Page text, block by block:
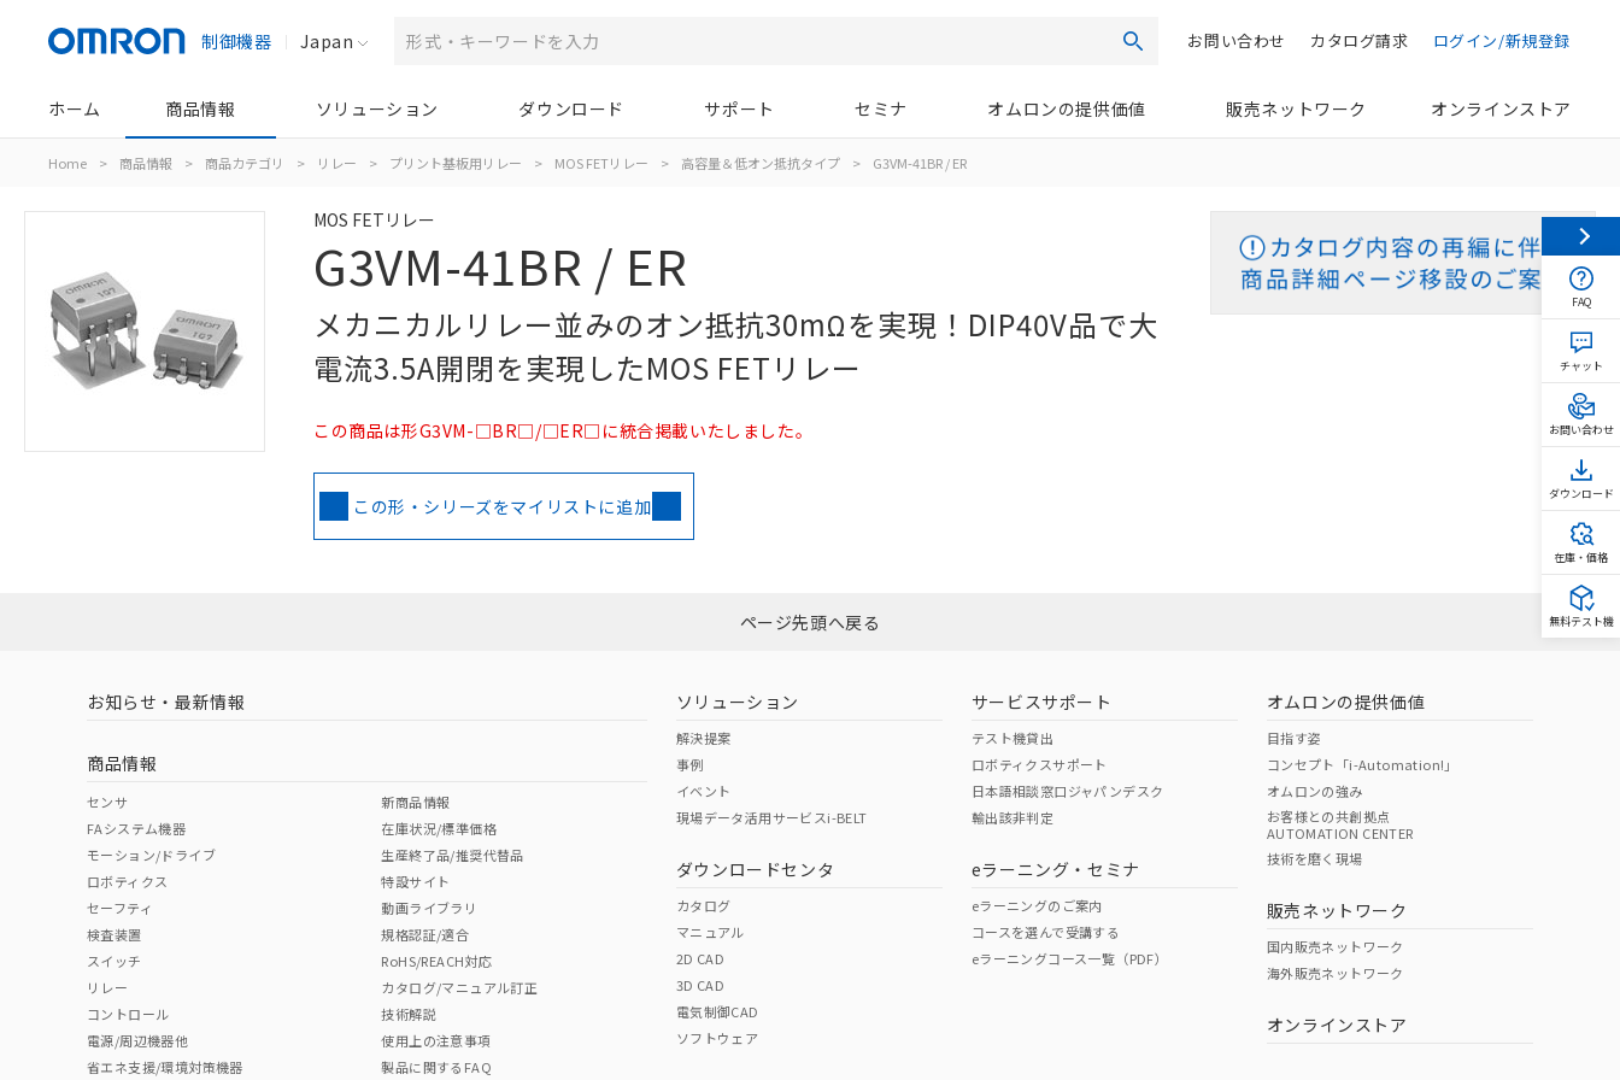
制御機器 Japan 検索 ログイン/新規登録
カタログ請求
お問い合わせ
ホーム 商品情報 ソリューション ダウンロード サポート セミナ オムロンの提供価値 販売ネットワーク オンラインストア
Home > 商品情報 > 商品カテゴリ > リレー > プリント基板用リレー > MOS FETリレー > 高容量＆低オン抵抗タイプ > G3VM-41BR / ER
MOS FETリレー
G3VM-41BR / ER
メカニカルリレー並みのオン抵抗30mΩを実現！DIP40V品で大
電流3.5A開閉を実現したMOS FETリレー
この商品は形G3VM-□BR□/□ER□に統合掲載いたしました。
この形・シリーズをマイリストに追加
ページ先頭へ戻る
お知らせ・最新情報
商品情報
センサ
FAシステム機器
モーション/ドライブ
ロボティクス
セーフティ
検査装置
スイッチ
リレー
コントロール
電源/周辺機器他
省エネ支援/環境対策機器
新商品情報
在庫状況/標準価格
生産終了品/推奨代替品
特設サイト
動画ライブラリ
規格認証/適合
RoHS/REACH対応
カタログ/マニュアル訂正
技術解説
使用上の注意事項
製品に関するFAQ
ソリューション
解決提案
事例
イベント
現場データ活用サービスi-BELT
ダウンロードセンタ
カタログ
マニュアル
2D CAD
3D CAD
電気制御CAD
ソフトウェア
サービスサポート
テスト機貸出
ロボティクスサポート
日本語相談窓口ジャパンデスク
輸出該非判定
eラーニング・セミナ
eラーニングのご案内
コースを選んで受講する
eラーニングコース一覧（PDF）
オムロンの提供価値
目指す姿
コンセプト「i-Automation!」
オムロンの強み
お客様との共創拠点
AUTOMATION CENTER
技術を磨く現場
販売ネットワーク
国内販売ネットワーク
海外販売ネットワーク
オンラインストア
FAQ
チャット
お問い合わせ
ダウンロード
在庫・価格
無料テスト機